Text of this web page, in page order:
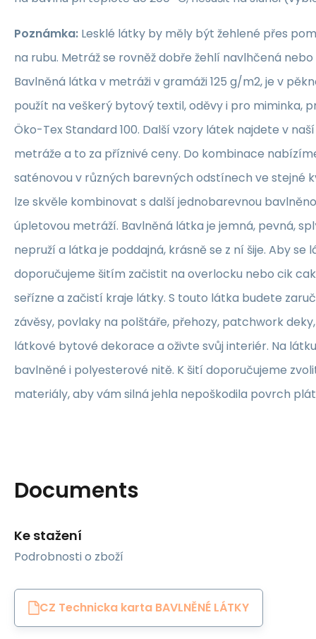
Poznámka: Lesklé látky by měly být žehlené přes
na rubu. Metráž se rovněž dobře žehlí navlhčená
Bavlněná látka v metráži v gramáži 125 g/m2, je v
použít na veškerý bytový textil, oděvy i pro miminka,
Öko-Tex Standard 100. Další vzory látek najdete v
metráže a to za příznivé ceny. Do kombinace
saténovou v různých barevných odstínech ve stejné
lze skvěle kombinovat s další jednobarevnou
úpletovou metráží. Bavlněná látka je jemná, pevná,
nepruží a látka je poddajná, krásně se z ní šije. Aby se
doporučujeme šitím začistit na overlocku nebo cik
seřízne a začistí kraje látky. S touto látka budete
závěsy, povlaky na polštáře, přehozy, patchwork
látkové bytové dekorace a oživte svůj interiér. Na
bavlněné i polyesterové nitě. K šití doporučujeme
materiály, aby vám silná jehla nepoškodila povrch
Documents
Ke stažení
Podrobnosti o zboží
CZ Technicka karta BAVLNĚNÉ LÁTKY